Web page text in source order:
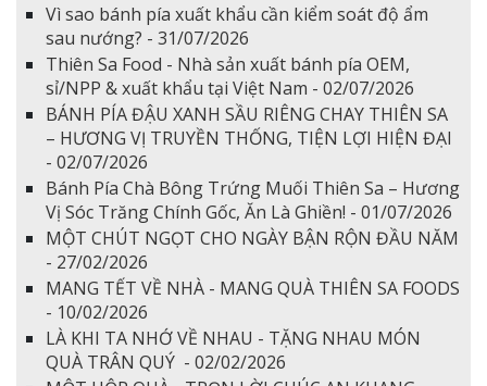
Vì sao bánh pía xuất khẩu cần kiểm soát độ ẩm
sau nướng? - 31/07/2026
Thiên Sa Food - Nhà sản xuất bánh pía OEM,
sỉ/NPP & xuất khẩu tại Việt Nam - 02/07/2026
BÁNH PÍA ĐẬU XANH SẦU RIÊNG CHAY THIÊN SA
– HƯƠNG VỊ TRUYỀN THỐNG, TIỆN LỢI HIỆN ĐẠI
- 02/07/2026
Bánh Pía Chà Bông Trứng Muối Thiên Sa – Hương
Vị Sóc Trăng Chính Gốc, Ăn Là Ghiền! - 01/07/2026
MỘT CHÚT NGỌT CHO NGÀY BẬN RỘN ĐẦU NĂM
- 27/02/2026
MANG TẾT VỀ NHÀ - MANG QUÀ THIÊN SA FOODS
- 10/02/2026
LÀ KHI TA NHỚ VỀ NHAU - TẶNG NHAU MÓN
QUÀ TRÂN QUÝ - 02/02/2026